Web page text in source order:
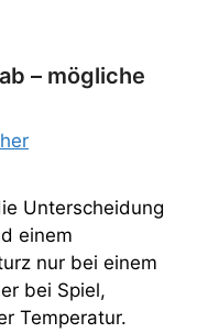
– mögliche
Unterscheidung
einem
nur bei einem
bei Spiel,
Temperatur.